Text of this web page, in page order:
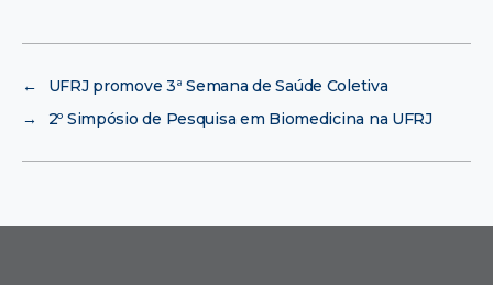
←
UFRJ promove 3ª Semana de Saúde Coletiva
→
2º Simpósio de Pesquisa em Biomedicina na UFRJ